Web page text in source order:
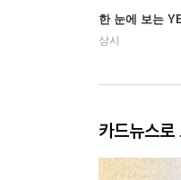
한 눈에 보는
상시
카드뉴스로